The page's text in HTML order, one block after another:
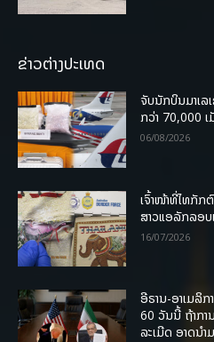
ຂ່າວຕ່າງປະເທດ
ຈັບນັກບິນມາເລ
ກວ່າ 70,000 ເ
06/08/2026
ເຈົ້າໜ້າທີ່ໄທກັກ
ສາວແອລັກລອບ
16/07/2026
ອີຣານ-ອາເມລິກ
60 ວັນນີ້ ຖ້າກາ
ລະເມີດ ອາດນໍາ